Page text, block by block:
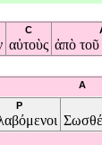
C
αὐτοὺς ἀπὸ τοῦ
A
P